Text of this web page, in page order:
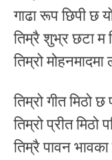
गाढा रूप छिपी छ
तिम्रै शुभ्र छटा म
तिम्रो
तिम्रो गीत मिठो
तिम्रो प्रीत
तिम्रै पावन